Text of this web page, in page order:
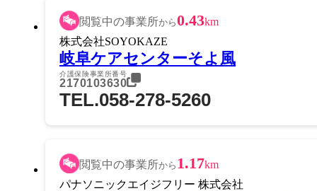
閲覧中の事業所から0.43km
株式会社SOYOKAZE
岐阜ケアセンターそよ風
介護保険事業所番号
2170103630
TEL.058-278-5260
閲覧中の事業所から 1.17km
パナソニックエイジフリー 株式会社